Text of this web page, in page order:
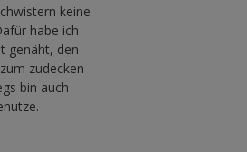
keine
habe ich
genäht, den
zudecken
bin auch